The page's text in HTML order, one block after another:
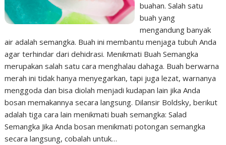
buahan. Salah satu
buah yang
mengandung banyak
air adalah semangka. Buah ini membantu menjaga tubuh Anda
agar terhindar dari dehidrasi. Menikmati Buah Semangka
merupakan salah satu cara menghalau dahaga. Buah berwarna
merah ini tidak hanya menyegarkan, tapi juga lezat, warnanya
menggoda dan bisa diolah menjadi kudapan lain jika Anda
bosan memakannya secara langsung. Dilansir Boldsky, berikut
adalah tiga cara lain menikmati buah semangka: Salad
Semangka Jika Anda bosan menikmati potongan semangka
secara langsung, cobalah untuk…